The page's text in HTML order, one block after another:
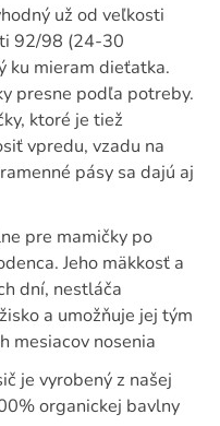
už od veľkosti
92/98 (24-30
ku mieram dieťatka.
presne podľa potreby.
ktoré je tiež
vpredu, vzadu na
pásy sa dajú aj
pre mamičky po
Jeho mäkkosť a
dní, nestláča
a umožňuje jej tým
mesiacov nosenia
je vyrobený z našej
organickej bavlny